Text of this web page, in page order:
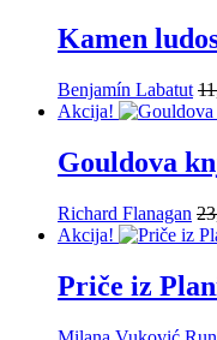
Kamen
Benjamín Labatut
Akcija!
Gouldova
Richard Flanagan
Akcija!
Priče iz